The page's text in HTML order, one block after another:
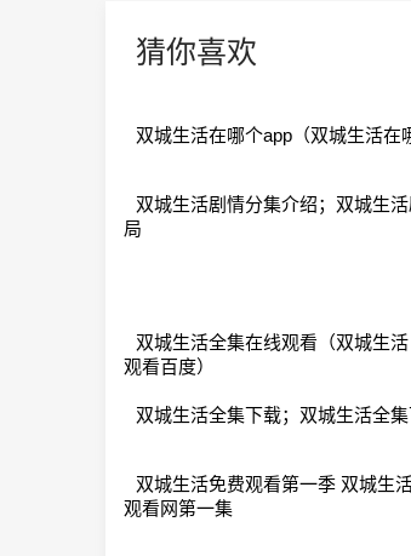
猜你喜欢
双城生活在哪个app（双城生活在
双城生活剧情分集介绍；双城生
局
双城生活全集在线观看（双城生
观看百度）
双城生活全集下载；双城生活全
双城生活免费观看第一季 双城生
观看网第一集